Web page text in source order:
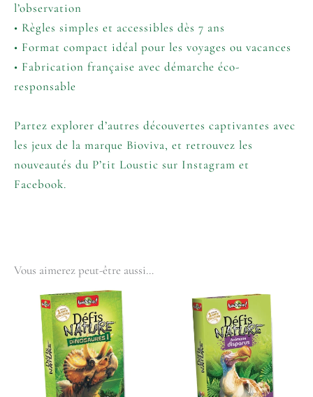
l’observation
• Règles simples et accessibles dès 7 ans
• Format compact idéal pour les voyages ou vacances
• Fabrication française avec démarche éco-
responsable
Partez explorer d’autres découvertes captivantes avec
les jeux de la marque Bioviva, et retrouvez les
nouveautés du P’tit Loustic sur Instagram et
Facebook.
Vous aimerez peut-être aussi…